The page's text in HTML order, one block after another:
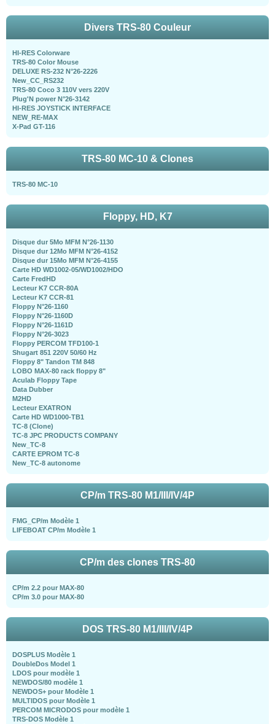
Divers TRS-80 Couleur
HI-RES Colorware
TRS-80 Color Mouse
DELUXE RS-232 N°26-2226
New_CC_RS232
TRS-80 Coco 3 110V vers 220V
Plug'N power N°26-3142
HI-RES JOYSTICK INTERFACE
NEW_RE-MAX
X-Pad GT-116
TRS-80 MC-10 & Clones
TRS-80 MC-10
Floppy, HD, K7
Disque dur 5Mo MFM N°26-1130
Disque dur 12Mo MFM N°26-4152
Disque dur 15Mo MFM N°26-4155
Carte HD WD1002-05/WD1002/HDO
Carte FredHD
Lecteur K7 CCR-80A
Lecteur K7 CCR-81
Floppy N°26-1160
Floppy N°26-1160D
Floppy N°26-1161D
Floppy N°26-3023
Floppy PERCOM TFD100-1
Shugart 851 220V 50/60 Hz
Floppy 8" Tandon TM 848
LOBO MAX-80 rack floppy 8"
Aculab Floppy Tape
Data Dubber
M2HD
Lecteur EXATRON
Carte HD WD1000-TB1
TC-8 (Clone)
TC-8 JPC PRODUCTS COMPANY
New_TC-8
CARTE EPROM TC-8
New_TC-8 autonome
CP/m TRS-80 M1/III/IV/4P
FMG_CP/m Modèle 1
LIFEBOAT CP/m Modèle 1
CP/m des clones TRS-80
CP/m 2.2 pour MAX-80
CP/m 3.0 pour MAX-80
DOS TRS-80 M1/III/IV/4P
DOSPLUS Modèle 1
DoubleDos Model 1
LDOS pour modèle 1
NEWDOS/80 modèle 1
NEWDOS+ pour Modèle 1
MULTIDOS pour Modèle 1
PERCOM MICRODOS pour modèle 1
TRS-DOS Modèle 1